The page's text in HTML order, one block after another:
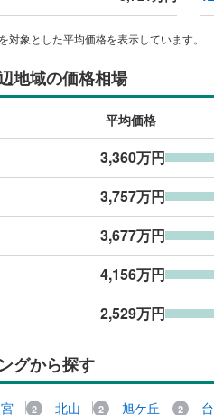
対象とした平均価格を表示しています。
地域の価格相場
平均価格
3,360万円
3,757万円
3,677万円
4,156万円
2,529万円
グから探す
北山 旭ケ丘